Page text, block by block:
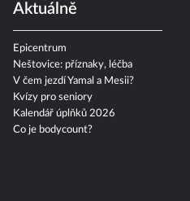
Aktuálně
Epicentrum
Neštovice: příznaky, léčba
V čem jezdí Yamal a Mesii?
Kvízy pro seniory
Kalendář úplňků 2026
Co je bodycount?